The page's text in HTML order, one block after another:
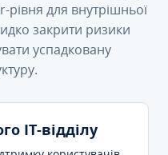
для внутрішньої
закрити ризики
успадковану
IT-відділу